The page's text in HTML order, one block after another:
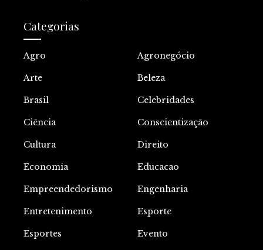
Categorias
Agro Agronegócio
Arte Beleza
Brasil Celebridades
Ciência Conscientização
Cultura Direito
Economia Educacao
Empreendedorismo Engenharia
Entretenimento Esporte
Esportes Evento